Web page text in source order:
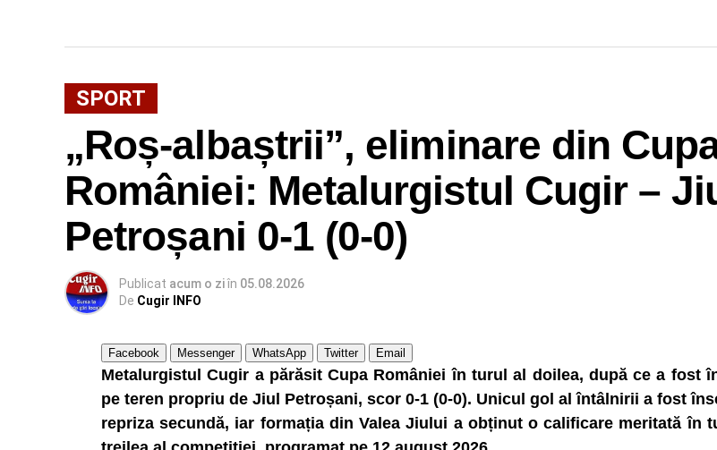
SPORT
„Roș-albaștrii”, eliminare din
României: Metalurgistul Cugir –
Petroșani 0-1 (0-0)
Publicat acum o ziîn 05.08.2026
De Cugir INFO
Facebook Messenger WhatsApp Twitter Email
Metalurgistul Cugir a părăsit Cupa României în turul al doilea, după ce a fost
pe teren propriu de Jiul Petroșani, scor 0-1 (0-0). Unicul gol al întâlnirii a fost
repriza secundă, iar formația din Valea Jiului a obținut o calificare meritată în